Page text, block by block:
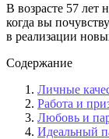
В возрасте 57 лет
когда вы
в реализации
Содержание
Личные
Работа и
Любовь и
Идеальный